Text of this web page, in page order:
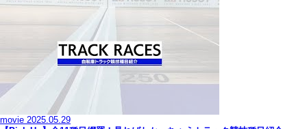
movie 2025.05.29